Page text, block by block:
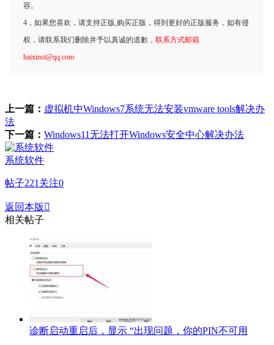
容。
4，如果您喜欢，请支持正版,购买正版，得到更好的正版服务，如有侵
权，请联系我们删除并予以真诚的道歉， 联系方式邮箱
haixinst@qq.com
上一篇： 虚拟机中Windows7系统无法安装vmware tools解决办
法
下一篇： Windows11无法打开Windows安全中心解决办法
系统软件
帖子221 关注0
返回本版 
相关帖子
诊断启动重启后，显示 “出现问题，你的PIN不可用